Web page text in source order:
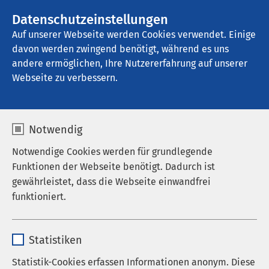
Datenschutzeinstellungen
Auf unserer Webseite werden Cookies verwendet. Einige
davon werden zwingend benötigt, während es uns
andere ermöglichen, Ihre Nutzererfahrung auf unserer
Webseite zu verbessern.
Notwendig
Notwendige Cookies werden für grundlegende
Funktionen der Webseite benötigt. Dadurch ist
gewährleistet, dass die Webseite einwandfrei
funktioniert.
Anbieter sgalinski
Statistiken
Statistik-Cookies erfassen Informationen anonym. Diese
Pflegefachkraft
gesucht